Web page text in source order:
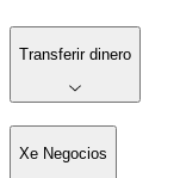
Transferir dinero
Xe Negocios